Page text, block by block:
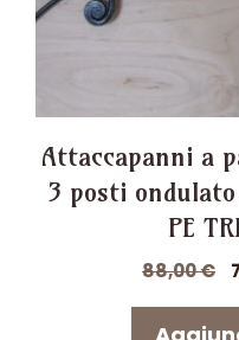
Attaccapanni a
3 posti
PE
88,00€
Il